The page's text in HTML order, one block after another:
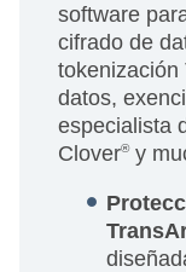
software
cifrado de
tokenización
datos,
especialista
Clover®y